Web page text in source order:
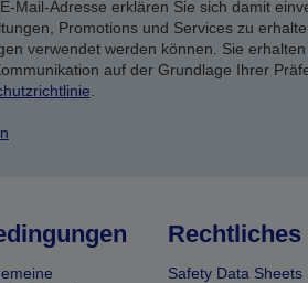
Mail-Adresse erklären Sie sich damit
Promotions und Services zu
verwendet werden können. Sie
auf der Grundlage Ihrer
Rechtliches
Safety Data Sheets